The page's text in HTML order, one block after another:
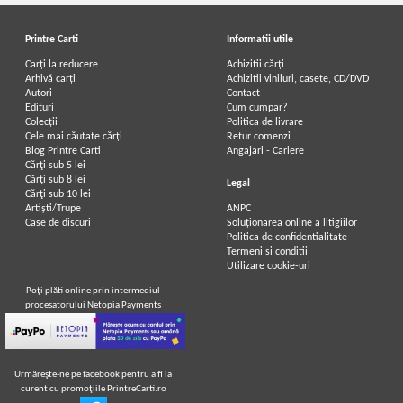
Constantin Chirita - Ciresarii (5
Pret:150,00Lei127,50
Adaugă în coș
Constantin Chirita - Ciresarii (5
volume)
IN STOC
Pret:200,00Lei
Adaugă în coș
Constantin Chirita - Ciresarii,
Printre Carti
Carți la reducere
Arhivă carți
Autori
Edituri
Colecții
Cele mai căutate cărți
Blog Printre Carti
Cărţi sub 5 lei
Cărţi sub 8 lei
Cărţi sub 10 lei
Artiști/Trupe
Case de discuri
Informatii utile
Achizitii cărți
Achizitii viniluri, casete, CD/DVD
Contact
Cum cumpar?
Politica de livrare
Retur comenzi
Angajari - Cariere
Legal
ANPC
Soluționarea online a litigiilor
Politica de confidentialitate
Termeni si conditii
Utilizare cookie-uri
Poţi plăti online prin intermediul
procesatorului Netopia Payments
Urmăreşte-ne pe facebook pentru a fi la
curent cu promoţiile PrintreCarti.ro